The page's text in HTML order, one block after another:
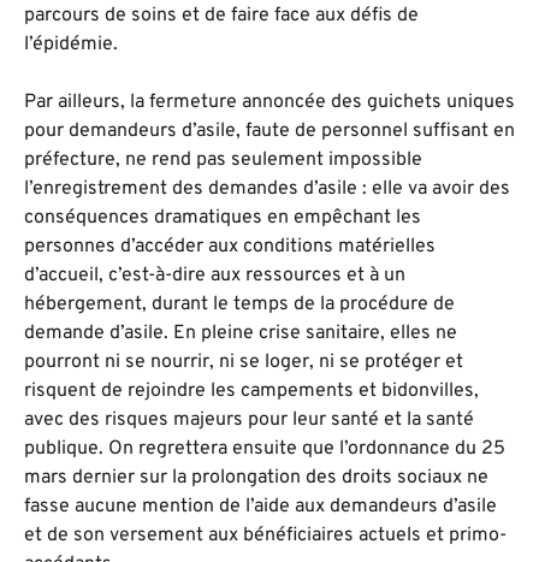
parcours de soins et de faire face aux défis de
l’épidémie.
Par ailleurs, la fermeture annoncée des guichets uniques
pour demandeurs d’asile, faute de personnel suffisant en
préfecture, ne rend pas seulement impossible
l’enregistrement des demandes d’asile : elle va avoir des
conséquences dramatiques en empêchant les
personnes d’accéder aux conditions matérielles
d’accueil, c’est-à-dire aux ressources et à un
hébergement, durant le temps de la procédure de
demande d’asile. En pleine crise sanitaire, elles ne
pourront ni se nourrir, ni se loger, ni se protéger et
risquent de rejoindre les campements et bidonvilles,
avec des risques majeurs pour leur santé et la santé
publique. On regrettera ensuite que l’ordonnance du 25
mars dernier sur la prolongation des droits sociaux ne
fasse aucune mention de l’aide aux demandeurs d’asile
et de son versement aux bénéficiaires actuels et primo-